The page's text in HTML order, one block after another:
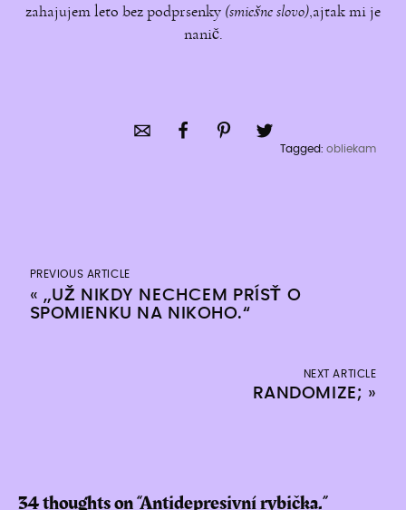
zahajujem leto bez podprsenky (smiešne slovo),ajtak mi je
nanič.
Tagged:obliekam
PREVIOUS ARTICLE
« „UŽ NIKDY NECHCEM PRÍSŤ O
SPOMIENKU NA NIKOHO.“
NEXT ARTICLE
RANDOMIZE; »
34 thoughts on “Antidepresivní rybička.”